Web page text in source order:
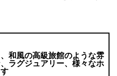
和風の高級旅館のような雰
ラグジュアリー、様々なホ